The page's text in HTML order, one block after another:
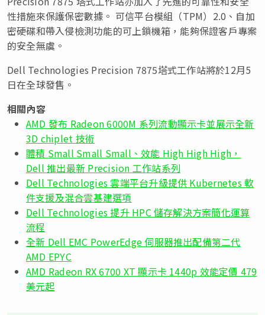
性措施來保護保密數據。 可信平台模組（TPM）2.0、自加
密硬碟和帶入侵檢測功能的可上鎖機箱，能夠保證客戶專案
的安全無虞。
Dell Technologies Precision 7875塔式工作站將於12月5
日在全球發售。
相關內容
AMD 發布 Radeon 6000M 系列流動顯示卡並展示全新
3D chiplet 技術
體積 Small Small Small、效能 High High High，
Dell 推出最新 Precision 工作站系列
Dell Technologies 雲端平台升級提供 Kubernetes 軟
件支援及混合雲基建選項
Dell Technologies 提升 HPC 儲存解決方案簡化運算
流程
全新 Dell EMC PowerEdge 伺服器推出配備第二代
AMD EPYC
AMD Radeon RX 6700 XT 顯示卡 1440p 效能定價 479
美元起